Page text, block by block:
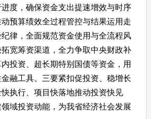
度，确保资金支出提速增效与时序
预算绩效全过程管控与结果运用走
律，全面规范资金使用与全流程风
宽筹资渠道，全力争取中央财政补
投资、超长期特别国债等资金，用
融工具。三要紧扣促投资、稳增长
执行、项目快落地推动投资快见
域投资动能，为我省经济社会发展